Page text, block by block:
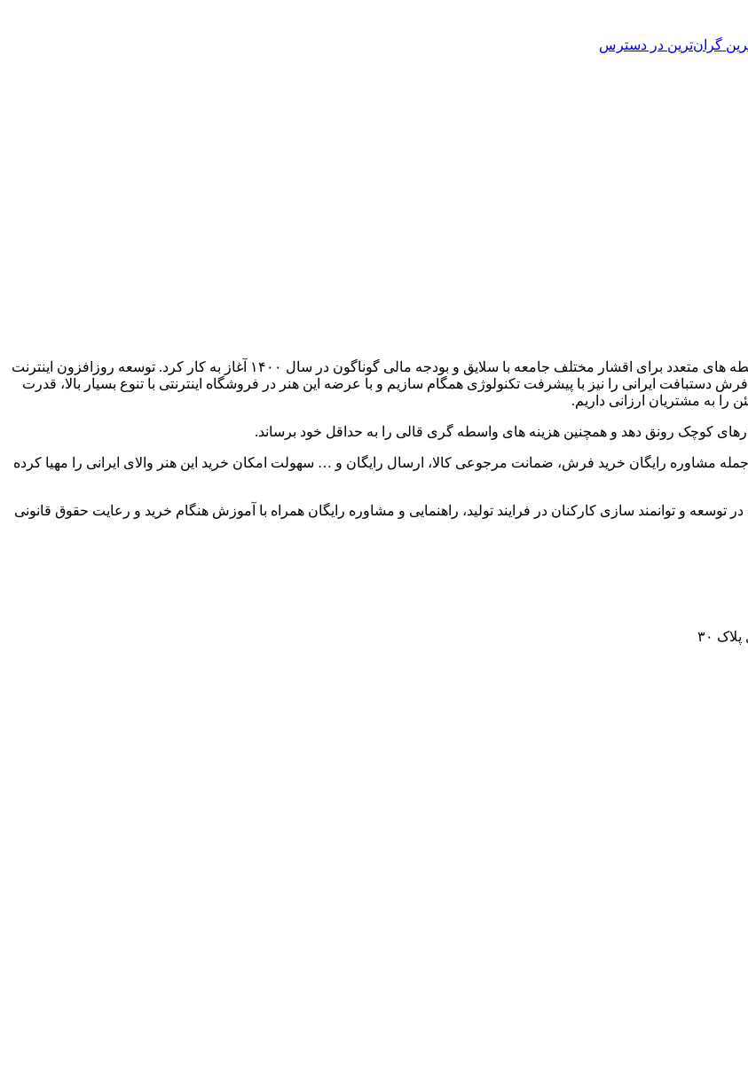
گران‌ترین در دسترس
متعدد برای اقشار مختلف جامعه با سلایق و بودجه مالی گوناگون در سال آغاز به کار کرد. توسعه روزافزون اینترنت
ایرانی را نیز با پیشرفت تکنولوژی همگام سازیم و با عرضه این هنر در فروشگاه اینترنتی با تنوع بسیار بالا، قدرت
به مشتریان ارزانی داریم.
کوچک رونق دهد و همچنین هزینه های واسطه گری قالی را به حداقل خود برساند.
مشاوره رایگان خرید فرش، ضمانت مرجوعی کالا، ارسال رایگان و … سهولت امکان خرید این هنر والای ایرانی را مهیا کرده
و توانمند سازی کارکنان در فرایند تولید، راهنمایی و مشاوره رایگان همراه با آموزش هنگام خرید و رعایت حقوق قانونی
۳۰